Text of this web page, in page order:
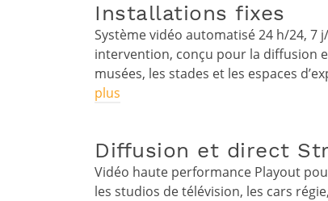
Installations fixes
Système vidéo automatisé 24 h/24, 7
intervention, conçu pour la diffusion
musées, les stades et les espaces
plus
Diffusion et direct
Vidéo haute performance Playout
les studios de télévision, les cars